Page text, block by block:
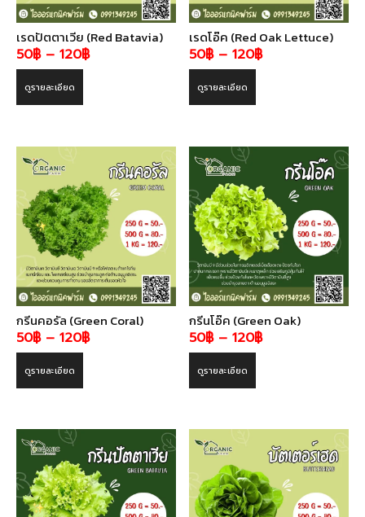
เรดปัตตาเวีย (Red Batavia)
50฿ – 120฿Price
ดูรายละเอียด
เรดโอ๊ค (Red Oak Lettuce)
50฿ – 120฿Price
ดูรายละเอียด
กรีนคอรัล (Green Coral)
50฿ – 120฿Price
ดูรายละเอียด
กรีนโอ๊ค (Green Oak)
50฿ – 120฿Price
ดูรายละเอียด